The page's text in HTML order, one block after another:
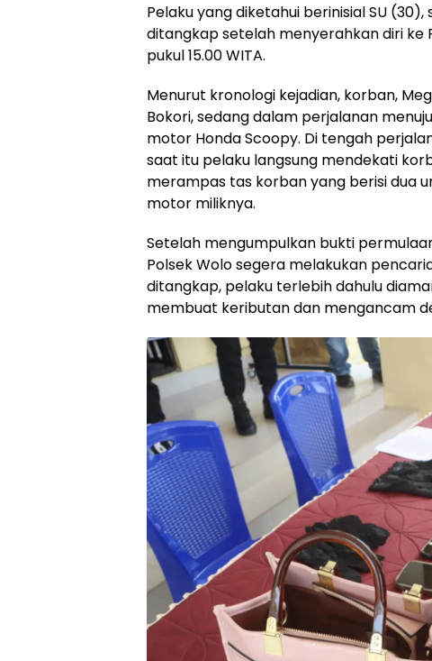
Pelaku yang diketahui berinisial SU
ditangkap setelah menyerahkan diri ke
pukul 15.00 WITA.
Menurut kronologi kejadian, korban,
Bokori, sedang dalam perjalanan
motor Honda Scoopy. Di tengah
saat itu pelaku langsung mendekati
merampas tas korban yang berisi dua
motor miliknya.
Setelah mengumpulkan bukti
Polsek Wolo segera melakukan
ditangkap, pelaku terlebih dahulu
membuat keributan dan mengancam